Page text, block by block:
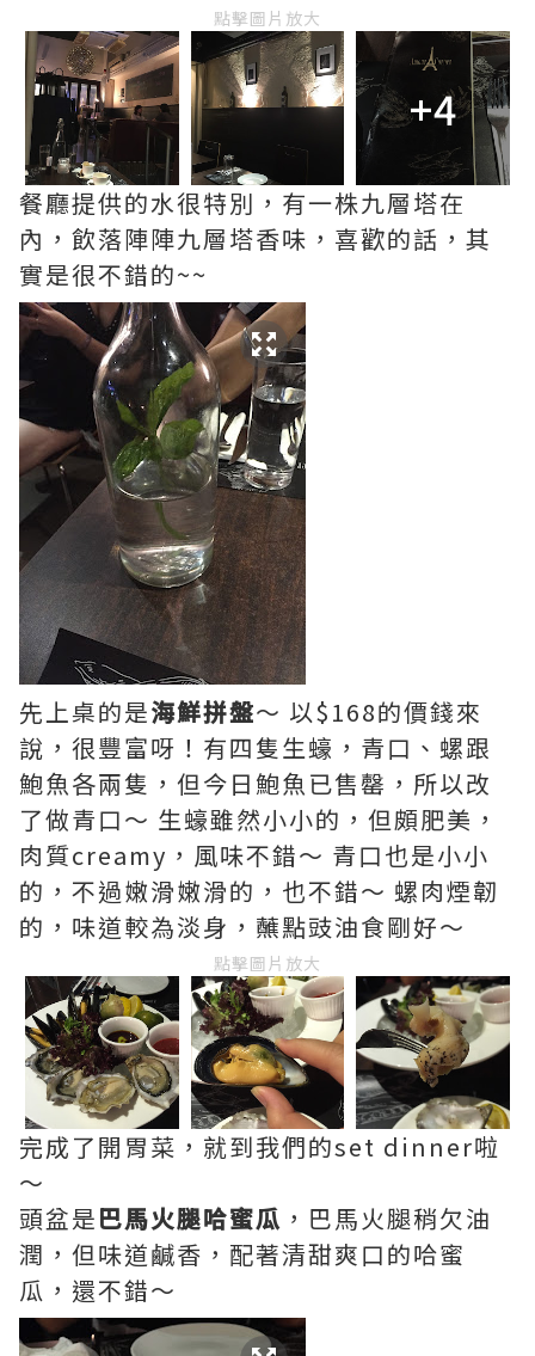
點擊圖片放大
+4
餐廳提供的水很特別，有一株九層塔在
內，飲落陣陣九層塔香味，喜歡的話，其
實是很不錯的~~
先上桌的是海鮮拼盤～ 以$168的價錢來
說，很豐富呀！有四隻生蠔，青口、螺跟
鮑魚各兩隻，但今日鮑魚已售罄，所以改
了做青口～ 生蠔雖然小小的，但頗肥美，
肉質creamy，風味不錯～ 青口也是小小
的，不過嫩滑嫩滑的，也不錯～ 螺肉煙韌
的，味道較為淡身，蘸點豉油食剛好～
點擊圖片放大
完成了開胃菜，就到我們的set dinner啦
～
頭盆是巴馬火腿哈蜜瓜 ，巴馬火腿稍欠油
潤，但味道鹹香，配著清甜爽口的哈蜜
瓜，還不錯～